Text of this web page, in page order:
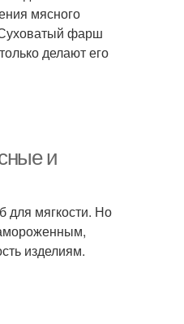
мясного
фарш
делают его
и
для мягкости. Но
изделиям.